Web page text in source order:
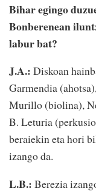
Bihar egingo
Bonberenean
labur bat?
J.A.: Diskoan
Garmendia
Murillo (biolina),
B. Leturia
beraiekin eta hori
izango da.
L.B.: Berezia